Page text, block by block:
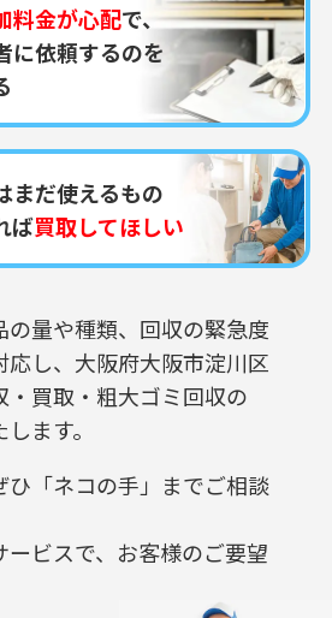
料金が心配で、
に依頼するのを
まだ使えるもの
ば買取してほしい
の量や種類、回収の緊急度
し、 大阪府大阪市淀川区
・買取・粗大ゴミ回収の
ます。
ひ「ネコの手」までご相談
ービスで、お客様のご要望